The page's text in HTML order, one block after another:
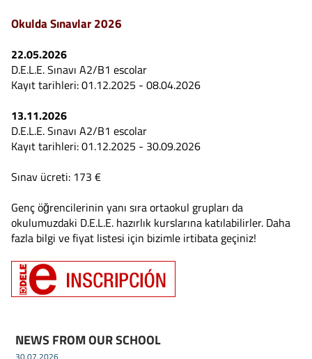
Okulda Sınavlar 2026
22.05.2026
D.E.L.E. Sınavı A2/B1 escolar
Kayıt tarihleri: 01.12.2025 - 08.04.2026
13.11.2026
D.E.L.E. Sınavı A2/B1 escolar
Kayıt tarihleri: 01.12.2025 - 30.09.2026
Sınav ücreti: 173 €
Genç öğrencilerinin yanı sıra ortaokul grupları da
okulumuzdaki D.E.L.E. hazırlık kurslarına katılabilirler. Daha
fazla bilgi ve fiyat listesi için bizimle irtibata geçiniz!
NEWS FROM OUR SCHOOL